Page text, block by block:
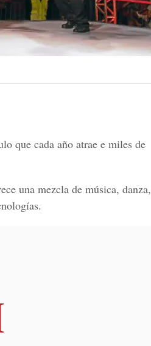
que cada año atrae e miles de
una mezcla de música, danza,